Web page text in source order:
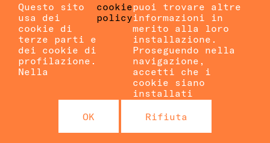
Questo sito
usa dei
cookie di
terze parti e
dei cookie di
profilazione.
Nella
cookie
policy
puoi trovare altre
informazioni in
merito alla loro
installazione.
Proseguendo nella
navigazione,
accetti che i
cookie siano
installati
OK Rifiuta